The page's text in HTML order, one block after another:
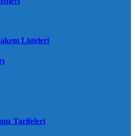
Listeleri
Tarifeleri